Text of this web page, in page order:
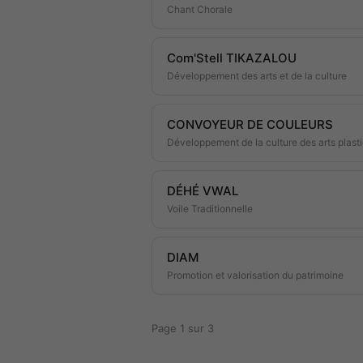
Chant Chorale
Com'Stell TIKAZALOU
Développement des arts et de la culture
CONVOYEUR DE COULEURS
Développement de la culture des arts
DÉHÉ VWAL
Voile Traditionnelle
DIAM
Promotion et valorisation du patrimoine
Page 1 sur 3